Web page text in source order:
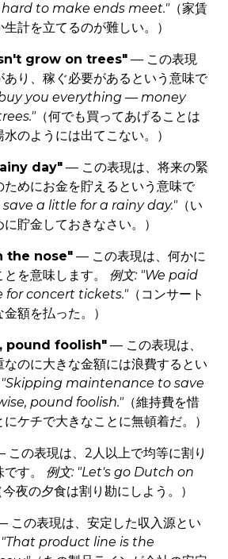
to make ends meet."（家賃
計を立てるのが難しい。）
grow on trees" — この表現
あり、稼ぐ必要があるという意味で
buy you everything — money
（何でも買ってあげることは
のようには出てこない。）
day" — この表現は、将来の緊
めにお金を貯えるという意味で
save a little for a rainy day."（い
貯金しておきなさい。）
the nose" — この表現は、何かに
を意味します。 例文: "We paid
concert tickets."（コンサート
額を払った。）
pound foolish" — この表現は、
のに大きな金額には浪費するとい
"Skipping maintenance to save
pound foolish."（維持費を惜
ケチで大きなことに無頓着だ。）
この表現は、2人以上で均等に割り
す。 例文: "Let's go Dutch on
今夜の夕食は割り勘にしよう。）
この表現は、安定した収入源とい
"That product line is the